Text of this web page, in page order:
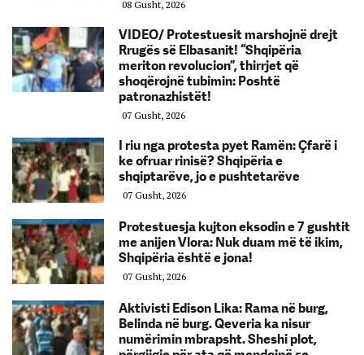
08 Gusht, 2026
VIDEO/ Protestuesit marshojnë drejt
Rrugës së Elbasanit! “Shqipëria
meriton revolucion”, thirrjet që
shoqërojnë tubimin: Poshtë
patronazhistët!
07 Gusht, 2026
I riu nga protesta pyet Ramën: Çfarë i
ke ofruar rinisë? Shqipëria e
shqiptarëve, jo e pushtetarëve
07 Gusht, 2026
Protestuesja kujton eksodin e 7 gushtit
me anijen Vlora: Nuk duam më të ikim,
Shqipëria është e jona!
07 Gusht, 2026
Aktivisti Edison Lika: Rama në burg,
Belinda në burg. Qeveria ka nisur
numërimin mbrapsht. Sheshi plot,